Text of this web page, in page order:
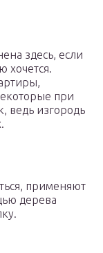
здесь, если
хочется.
при
ведь изгородь
применяют
дерева